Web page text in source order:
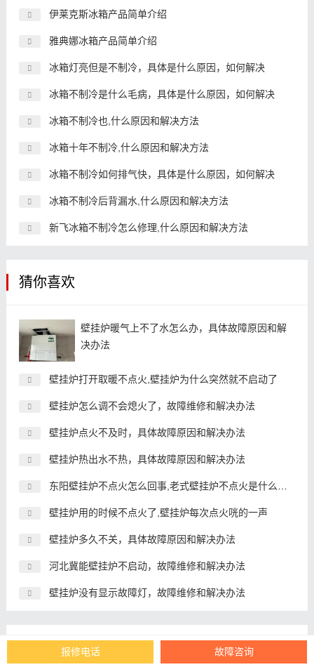
伊莱克斯冰箱产品简单介绍
雅典娜冰箱产品简单介绍
冰箱灯亮但是不制冷，具体是什么原因，如何解决
冰箱不制冷是什么毛病，具体是什么原因，如何解决
冰箱不制冷也,什么原因和解决方法
冰箱十年不制冷,什么原因和解决方法
冰箱不制冷如何排气快，具体是什么原因，如何解决
冰箱不制冷后背漏水,什么原因和解决方法
新飞冰箱不制冷怎么修理,什么原因和解决方法
猜你喜欢
壁挂炉暖气上不了水怎么办，具体故障原因和解
决办法
壁挂炉打开取暖不点火,壁挂炉为什么突然就不启动了
壁挂炉怎么调不会熄火了，故障维修和解决办法
壁挂炉点火不及时，具体故障原因和解决办法
壁挂炉热出水不热，具体故障原因和解决办法
东阳壁挂炉不点火怎么回事,老式壁挂炉不点火是什么原因
壁挂炉用的时候不点火了,壁挂炉每次点火咣的一声
壁挂炉多久不关，具体故障原因和解决办法
河北冀能壁挂炉不启动，故障维修和解决办法
壁挂炉没有显示故障灯，故障维修和解决办法
报修电话 故障咨询